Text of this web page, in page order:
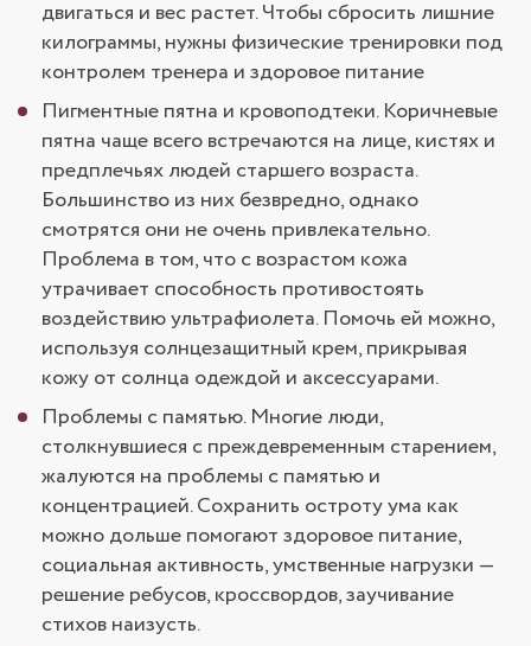
двигаться и вес растет. Чтобы сбросить лишние
килограммы, нужны физические тренировки под
контролем тренера и здоровое питание
Пигментные пятна и кровоподтеки. Коричневые
пятна чаще всего встречаются на лице, кистях и
предплечьях людей старшего возраста.
Большинство из них безвредно, однако
смотрятся они не очень привлекательно.
Проблема в том, что с возрастом кожа
утрачивает способность противостоять
воздействию ультрафиолета. Помочь ей можно,
используя солнцезащитный крем, прикрывая
кожу от солнца одеждой и аксессуарами.
Проблемы с памятью. Многие люди,
столкнувшиеся с преждевременным старением,
жалуются на проблемы с памятью и
концентрацией. Сохранить остроту ума как
можно дольше помогают здоровое питание,
социальная активность, умственные нагрузки —
решение ребусов, кроссвордов, заучивание
стихов наизусть.